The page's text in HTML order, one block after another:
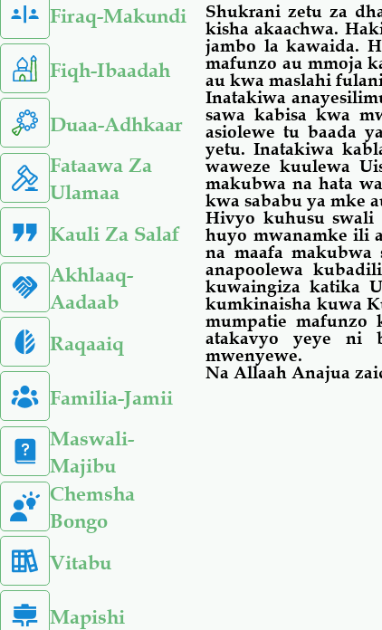
Firaq-Makundi
Fiqh-Ibaadah
Duaa-Adhkaar
Fataawa Za
Ulamaa
Kauli Za Salaf
Akhlaaq-
Aadaab
Raqaaiq
Familia-Jamii
Maswali-
Majibu
Chemsha
Bongo
Vitabu
Mapishi
Shukrani zetu za
kisha akaachwa.
jambo la kawaida.
mafunzo au mmoja
au kwa maslahi
Inatakiwa
sawa kabisa kwa
asiolewe tu baada
yetu. Inatakiwa
waweze kuulewa
makubwa na hata
kwa sababu ya mke
Hivyo kuhusu swali
huyo mwanamke ili
na maafa makubwa
anapoolewa
kuwaingiza katika
kumkinaisha kuwa
mumpatie mafunzo
atakavyo yeye ni
mwenyewe.
Na Allaah Anajua